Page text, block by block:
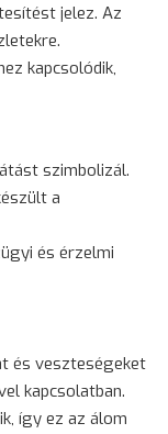
jelez. Az
kapcsolódik,
szimbolizál.
a
és érzelmi
és veszteségeket
kapcsolatban.
így ez az álom